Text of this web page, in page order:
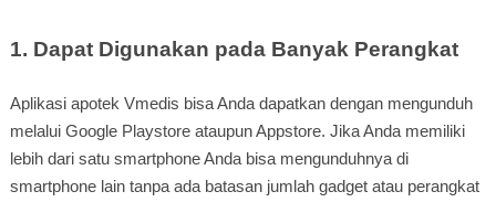
1. Dapat Digunakan pada Banyak Perangkat
Aplikasi apotek Vmedis bisa Anda dapatkan dengan mengunduh
melalui Google Playstore ataupun Appstore. Jika Anda memiliki
lebih dari satu smartphone Anda bisa mengunduhnya di
smartphone lain tanpa ada batasan jumlah gadget atau perangkat